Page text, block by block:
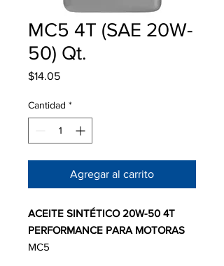
MC5 4T (SAE 20W-
50) Qt.
$14.05Precio
Cantidad *
Agregar al carrito
ACEITE SINTÉTICO 20W-50 4T
PERFORMANCE PARA MOTORAS
MC5